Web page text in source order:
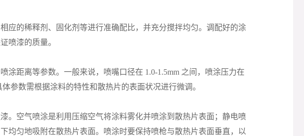
应的稀释剂、固化剂等进行准确配比，并充分搅拌均匀。调配好的涂
喷漆的质量。
涂距离等参数。一般来说，喷嘴口径在 1.0-1.5mm 之间，喷涂压力在
参数需根据涂料的特性和散热片的表面状况进行微调。
。空气喷涂是利用压缩空气将涂料雾化并喷涂到散热片表面；静电喷
均匀地吸附在散热片表面。喷涂时要保持喷枪与散热片表面垂直，以